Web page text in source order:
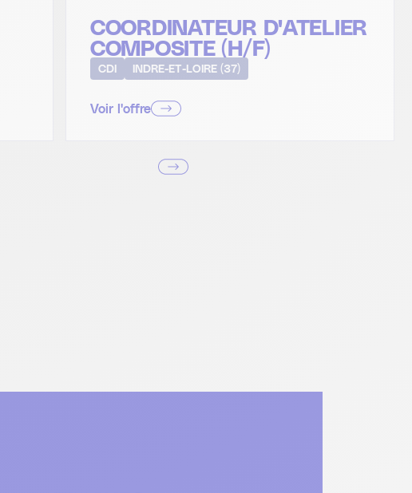
COORDINATEUR D'ATELIER
COMPOSITE (H/F)
CDI INDRE-ET-LOIRE (37)
Voir l'offre